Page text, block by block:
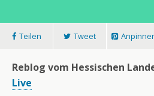
Teilen Tweet
Reblog vom Hessischen
Live